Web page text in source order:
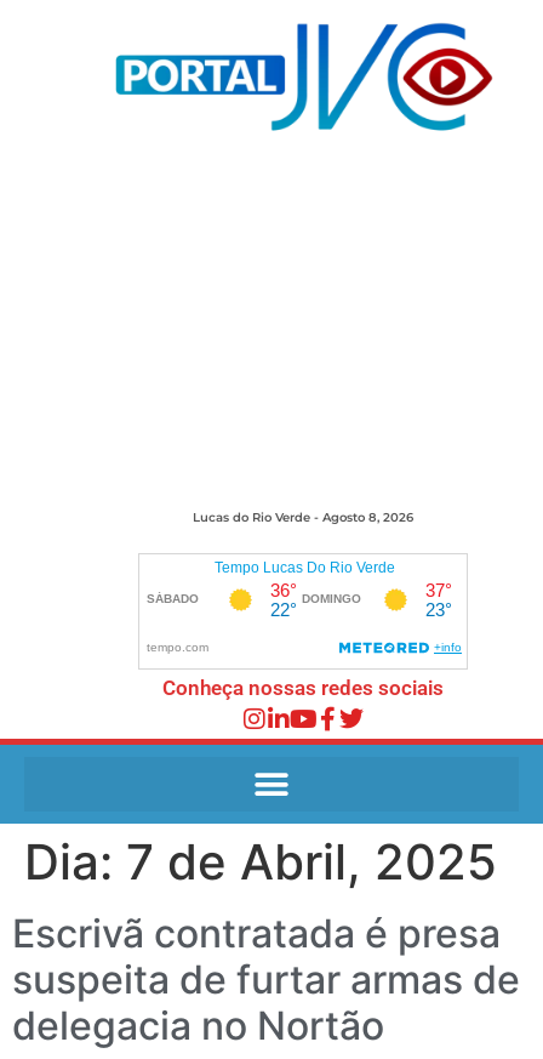
Lucas do Rio Verde - Agosto 8, 2026
Conheça nossas redes sociais
Dia: 7 de Abril, 2025
Escrivã contratada é presa
suspeita de furtar armas de
delegacia no Nortão